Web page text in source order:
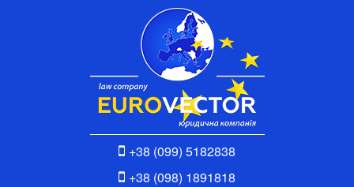
+38 (099) 5182838
+38 (098) 1891818